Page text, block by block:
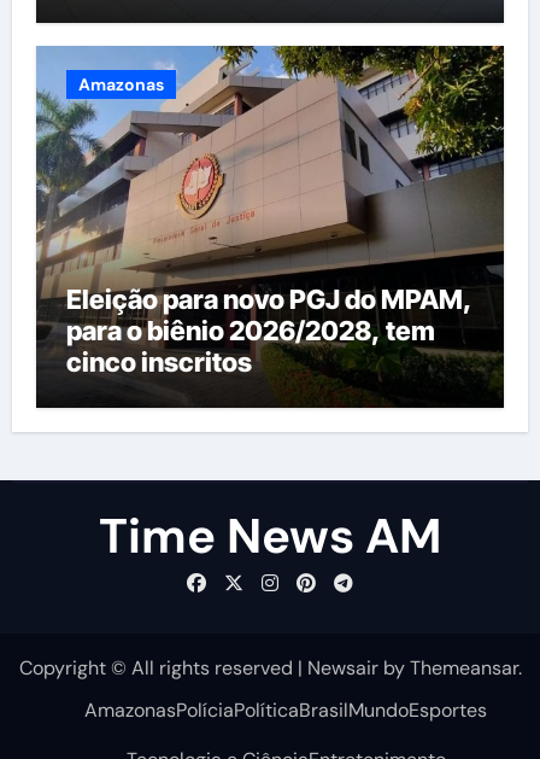
Amazonas
Eleição para novo PGJ do MPAM,
para o biênio 2026/2028, tem
cinco inscritos
Time News AM
Copyright © All rights reserved | NewsairbyThemeansar.
AmazonasPolíciaPolíticaBrasilMundoEsportes